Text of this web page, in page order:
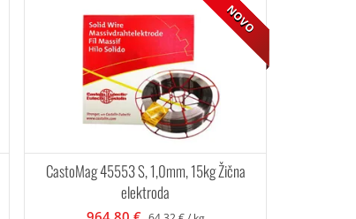
NOVO
CastoMag 45553 S, 1,0mm, 15kg Žična
elektroda